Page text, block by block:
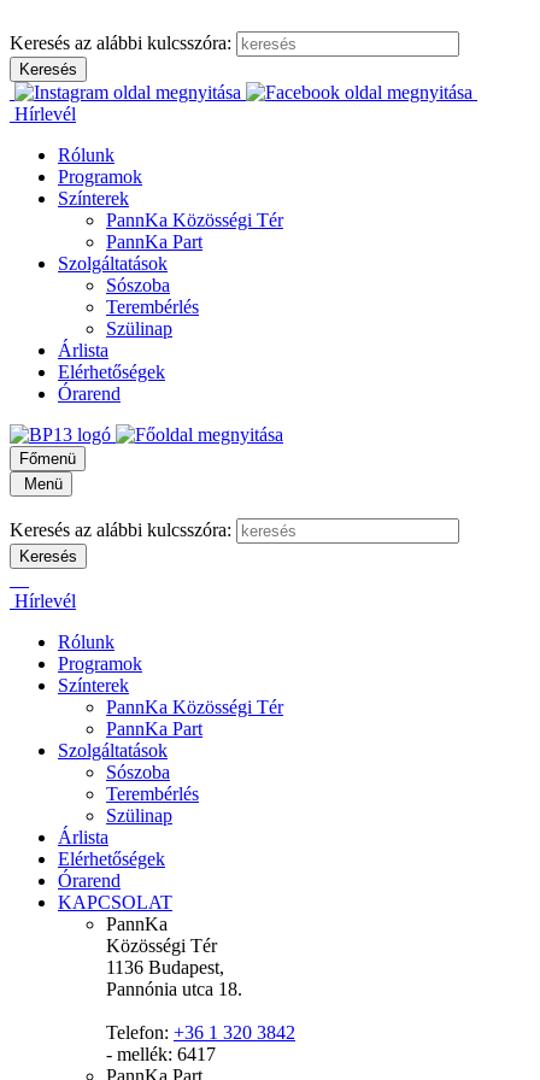
Keresés az alábbi kulcsszóra:
Hírlevél
Rólunk
Programok
Színterek
PannKa Közösségi Tér
PannKa Part
Szolgáltatások
Sószoba
Terembérlés
Szülinap
Árlista
Elérhetőségek
Órarend
Főmenü
Menü
Keresés az alábbi kulcsszóra:
Hírlevél
Rólunk
Programok
Színterek
PannKa Közösségi Tér
PannKa Part
Szolgáltatások
Sószoba
Terembérlés
Szülinap
Árlista
Elérhetőségek
Órarend
KAPCSOLAT
PannKa
Közösségi Tér
1136 Budapest,
Pannónia utca 18.
Telefon: +36 1 320 3842
- mellék: 6417
PannKa Part